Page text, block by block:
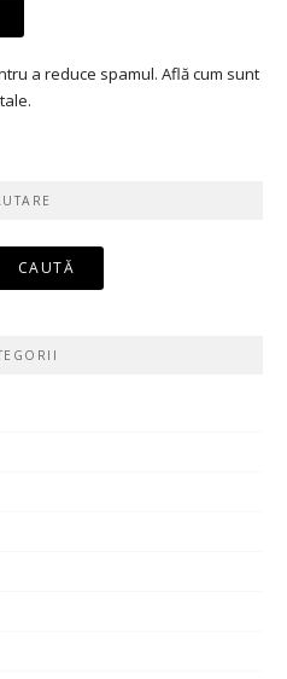
a reduce spamul. Află cum sunt
.